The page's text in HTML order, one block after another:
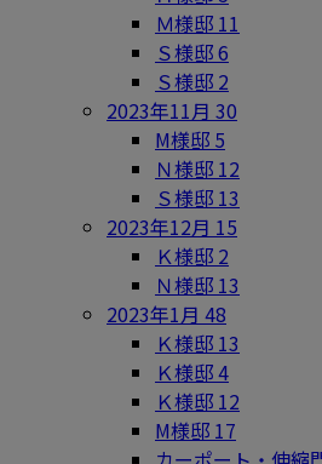
Ｍ様邸 11
Ｓ様邸6
Ｓ様邸 2
2023年11月 30
M様邸 5
Ｎ様邸 12
Ｓ様邸 13
2023年12月 15
Ｋ様邸 2
Ｎ様邸 13
2023年1月 48
Ｋ様邸 13
Ｋ様邸4
Ｋ様邸 12
M様邸 17